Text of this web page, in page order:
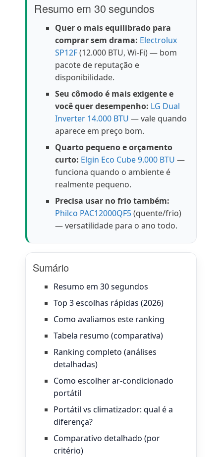
Resumo em 30 segundos
Quer o mais equilibrado para
comprar sem drama: Electrolux
SP12F(12.000 BTU, Wi-Fi) — bom
pacote de reputação e
disponibilidade.
Seu cômodo é mais exigente e
você quer desempenho: LG Dual
Inverter 14.000 BTU — vale quando
aparece em preço bom.
Quarto pequeno e orçamento
curto: Elgin Eco Cube 9.000 BTU —
funciona quando o ambiente é
realmente pequeno.
Precisa usar no frio também:
Philco PAC12000QF5(quente/frio)
— versatilidade para o ano todo.
Sumário
Resumo em 30 segundos
Top 3 escolhas rápidas (2026)
Como avaliamos este ranking
Tabela resumo (comparativa)
Ranking completo (análises
detalhadas)
Como escolher ar-condicionado
portátil
Portátil vs climatizador: qual é a
diferença?
Comparativo detalhado (por
critério)